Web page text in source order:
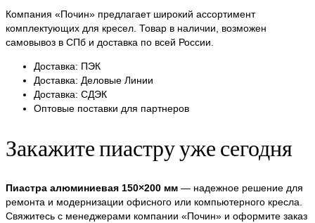
Компания «Почин» предлагает широкий ассортимент
комплектующих для кресел. Товар в наличии, возможен
самовывоз в СПб и доставка по всей России.
Доставка: ПЭК
Доставка: Деловые Линии
Доставка: СДЭК
Оптовые поставки для партнеров
Закажите пиастру уже сегодня
Пиастра алюминиевая 150×200 мм — надежное решение для
ремонта и модернизации офисного или компьютерного кресла.
Свяжитесь с менеджерами компании «Почин» и оформите заказ